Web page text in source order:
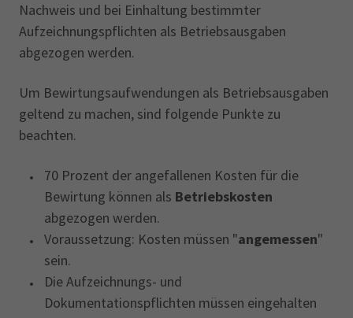
Nachweis und bei Einhaltung bestimmter
Aufzeichnungspflichten als Betriebsausgaben
abgezogen werden.
Um Bewirtungsaufwendungen als Betriebsausgaben
geltend zu machen, sind folgende Punkte zu
beachten.
70 Prozent der angefallenen Kosten für die
Bewirtung können als Betriebskosten
abgezogen werden.
Voraussetzung: Kosten müssen "angemessen"
sein.
Die Aufzeichnungs- und
Dokumentationspflichten müssen eingehalten